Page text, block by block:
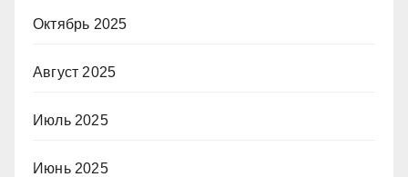
Октябрь 2025
Август 2025
Июль 2025
Июнь 2025